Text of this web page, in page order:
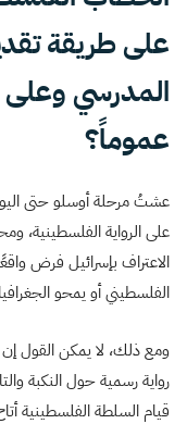
على طريقة
المدرسي وعلى
عموماً؟
عشتُ مرحلة أوسلو حتى
على الرواية الفلسطينية،
الاعتراف بإسرائيل فرض
الفلسطيني أو يمحو
ومع ذلك، لا يمكن القول إن
رواية رسمية حول النكبة
قيام السلطة الفلسطينية